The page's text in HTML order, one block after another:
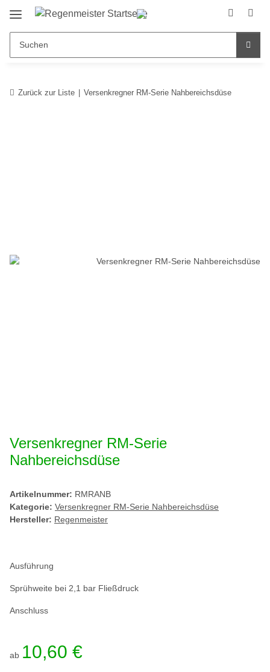
Zurück zur Liste Versenkregner RM-Serie Nahbereichsdüse
Versenkregner RM-Serie
Nahbereichsdüse
Artikelnummer: RMRANB
Kategorie: Versenkregner RM-Serie Nahbereichsdüse
Hersteller: Regenmeister
Ausführung
Sprühweite bei 2,1 bar Fließdruck
Anschluss
ab 10,60 €